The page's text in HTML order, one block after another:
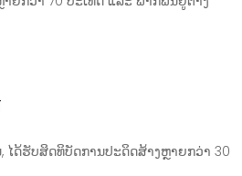
ໄດ້ຮັບສິດທິບັດການປະດິດສ້າງຫຼາຍກວ່າ 30